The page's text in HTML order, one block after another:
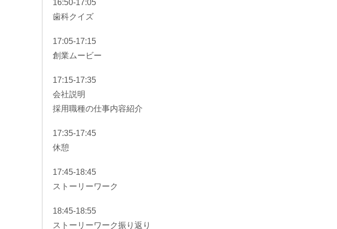
16:50-17:05
歯科クイズ
17:05-17:15
創業ムービー
17:15-17:35
会社説明
採用職種の仕事内容紹介
17:35-17:45
休憩
17:45-18:45
ストーリーワーク
18:45-18:55
ストーリーワーク振り返り